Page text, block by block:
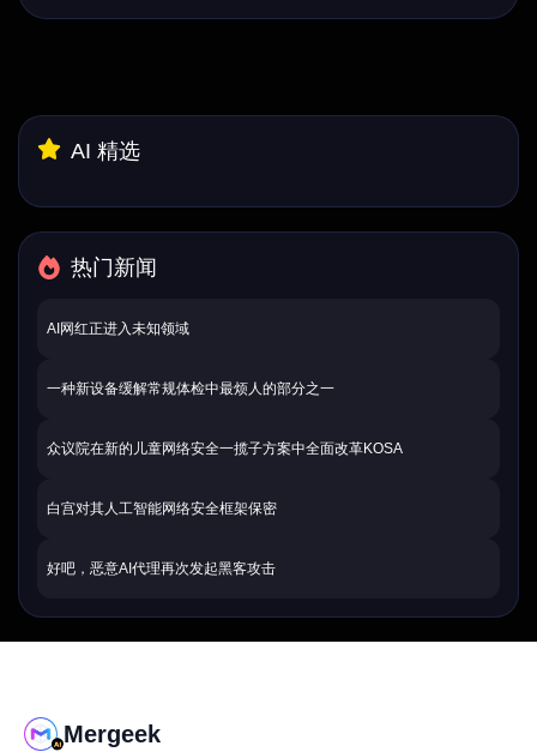
AI 精选
热门新闻
AI网红正进入未知领域
一种新设备缓解常规体检中最烦人的部分之一
众议院在新的儿童网络安全一揽子方案中全面改革KOSA
白宫对其人工智能网络安全框架保密
好吧，恶意AI代理再次发起黑客攻击
Mergeek